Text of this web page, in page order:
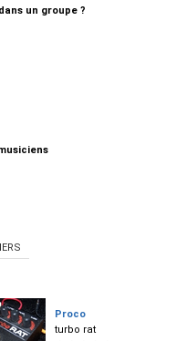
un groupe ?
Proco
turbo rat